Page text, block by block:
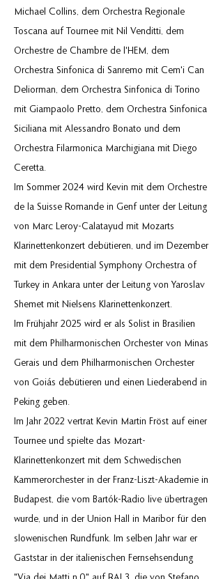
Michael Collins, dem Orchestra Regionale
Toscana auf Tournee mit Nil Venditti, dem
Orchestre de Chambre de l'HEM, dem
Orchestra Sinfonica di Sanremo mit Cem'i Can
Deliorman, dem Orchestra Sinfonica di Torino
mit Giampaolo Pretto, dem Orchestra Sinfonica
Siciliana mit Alessandro Bonato und dem
Orchestra Filarmonica Marchigiana mit Diego
Ceretta.
Im Sommer 2024 wird Kevin mit dem Orchestre
de la Suisse Romande in Genf unter der Leitung
von Marc Leroy-Calatayud mit Mozarts
Klarinettenkonzert debütieren, und im Dezember
mit dem Presidential Symphony Orchestra of
Turkey in Ankara unter der Leitung von Yaroslav
Shemet mit Nielsens Klarinettenkonzert.
Im Frühjahr 2025 wird er als Solist in Brasilien
mit dem Philharmonischen Orchester von Minas
Gerais und dem Philharmonischen Orchester
von Goiás debütieren und einen Liederabend in
Peking geben.
Im Jahr 2022 vertrat Kevin Martin Fröst auf einer
Tournee und spielte das Mozart-
Klarinettenkonzert mit dem Schwedischen
Kammerorchester in der Franz-Liszt-Akademie in
Budapest, die vom Bartók-Radio live übertragen
wurde, und in der Union Hall in Maribor für den
slowenischen Rundfunk. Im selben Jahr war er
Gaststar in der italienischen Fernsehsendung